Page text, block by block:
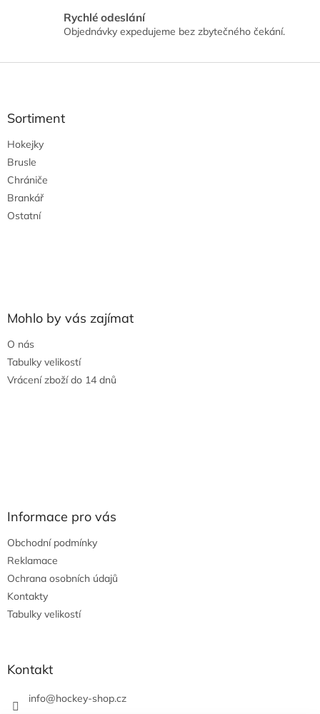
Rychlé odeslání
Objednávky expedujeme bez zbytečného čekání.
Z
Sortiment
Hokejky
Brusle
Chrániče
Brankář
Ostatní
Mohlo by vás zajímat
O nás
Tabulky velikostí
Vrácení zboží do 14 dnů
Informace pro vás
Obchodní podmínky
Reklamace
Ochrana osobních údajů
Kontakty
Tabulky velikostí
Kontakt
info@hockey-shop.cz